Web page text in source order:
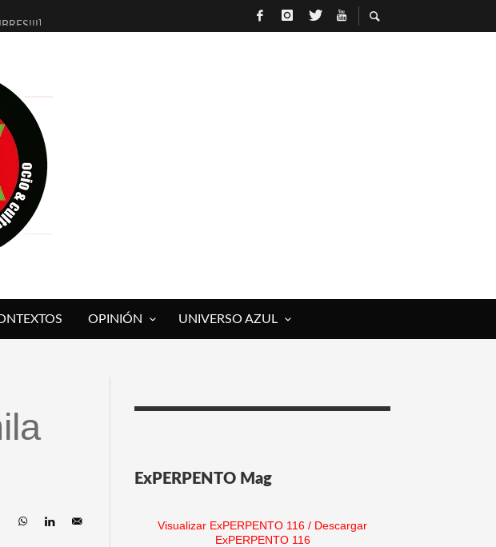
CLAUDIO TOLCACHIR
TOMATAZO
EN EXVITA
SENCILLEZ]
A SERRAT
OPINIÓN UNIVERSO AZUL
ExPERPENTO Mag
Visualizar ExPERPENTO 116 / Descargar
ExPERPENTO 116